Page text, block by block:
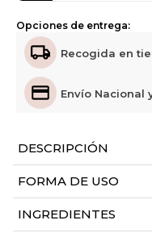
Opciones de entrega:
Recogida en
Envío Nacional
DESCRIPCIÓN
FORMA DE USO
INGREDIENTES